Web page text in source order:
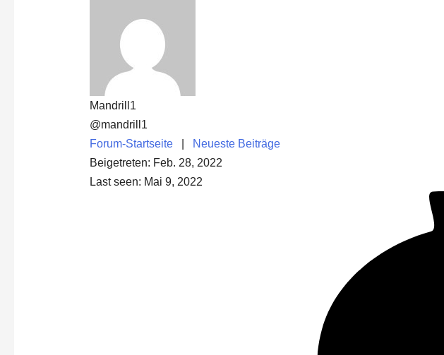
Mandrill1
@mandrill1
Forum-Startseite|
Neueste Beiträge
Beigetreten: Feb. 28, 2022
Last seen: Mai 9, 2022